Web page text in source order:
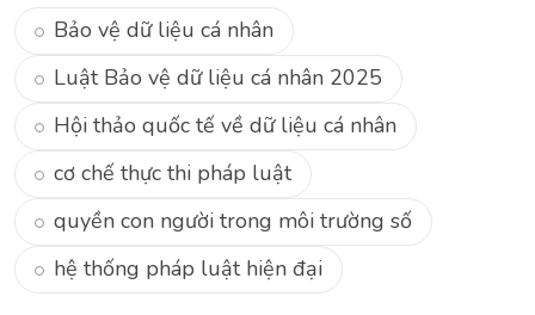
Bảo vệ dữ liệu cá nhân
Luật Bảo vệ dữ liệu cá nhân 2025
Hội thảo quốc tế về dữ liệu cá nhân
cơ chế thực thi pháp luật
quyền con người trong môi trường số
hệ thống pháp luật hiện đại